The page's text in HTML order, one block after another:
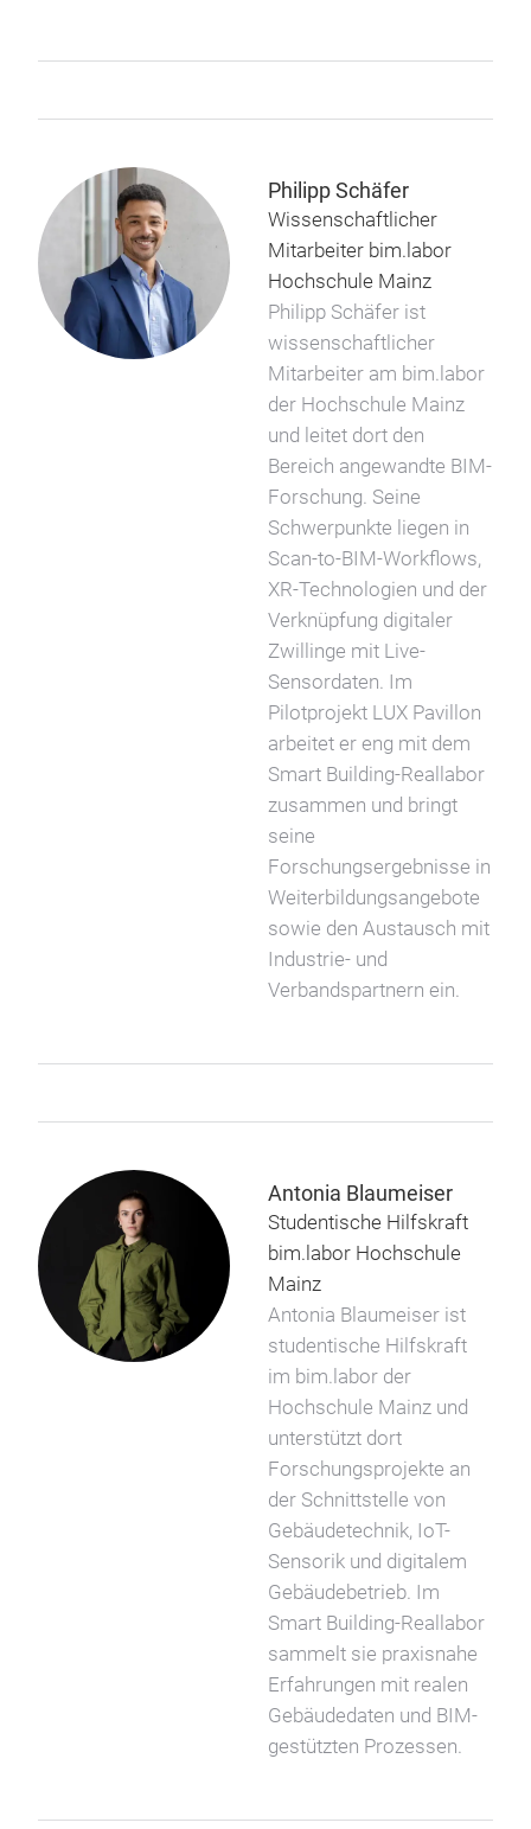
Philipp Schäfer
Wissenschaftlicher
Mitarbeiter bim.labor
Hochschule Mainz
Philipp Schäfer ist
wissenschaftlicher
Mitarbeiter am bim.labor
der Hochschule Mainz
und leitet dort den
Bereich angewandte BIM-
Forschung. Seine
Schwerpunkte liegen in
Scan-to-BIM-Workflows,
XR-Technologien und der
Verknüpfung digitaler
Zwillinge mit Live-
Sensordaten. Im
Pilotprojekt LUX Pavillon
arbeitet er eng mit dem
Smart Building-Reallabor
zusammen und bringt
seine
Forschungsergebnisse in
Weiterbildungsangebote
sowie den Austausch mit
Industrie- und
Verbandspartnern ein.
Antonia Blaumeiser
Studentische Hilfskraft
bim.labor Hochschule
Mainz
Antonia Blaumeiser ist
studentische Hilfskraft
im bim.labor der
Hochschule Mainz und
unterstützt dort
Forschungsprojekte an
der Schnittstelle von
Gebäudetechnik, IoT-
Sensorik und digitalem
Gebäudebetrieb. Im
Smart Building-Reallabor
sammelt sie praxisnahe
Erfahrungen mit realen
Gebäudedaten und BIM-
gestützten Prozessen.